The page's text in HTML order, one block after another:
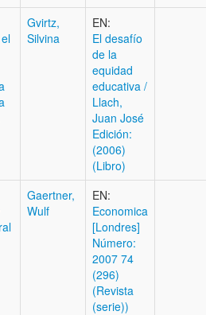
Gvirtz,
Silvina
EN:
El desafío
de la
equidad
educativa /
Llach,
Juan José
Edición:
(2006)
(Libro)
Gaertner,
Wulf
EN:
Economica
[Londres]
Número:
2007 74
(296)
(Revista
(serie))